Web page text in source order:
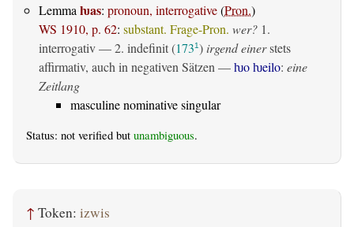
Lemmaƕas: pronoun, interrogative(Pron.)
WS 1910, p. 62: substant. Frage-Pron. wer? 1.
interrogativ— 2. indefinit(1731) irgend einerstets
affirmativ, auch in negativen Sätzen —ƕo ƕeilo: eine
Zeitlang
masculine nominative singular
Status: not verified but unambiguous.
↑ Token: izwis